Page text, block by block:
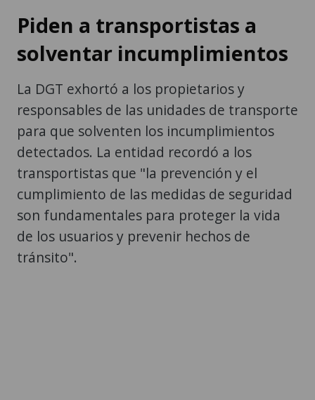
Piden a transportistas a
solventar incumplimientos
La DGT exhortó a los propietarios y
responsables de las unidades de transporte
para que solventen los incumplimientos
detectados. La entidad recordó a los
transportistas que "la prevención y el
cumplimiento de las medidas de seguridad
son fundamentales para proteger la vida
de los usuarios y prevenir hechos de
tránsito".